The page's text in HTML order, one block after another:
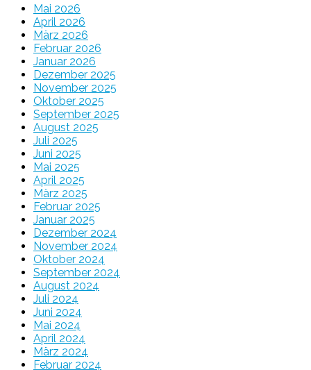
Mai 2026
April 2026
März 2026
Februar 2026
Januar 2026
Dezember 2025
November 2025
Oktober 2025
September 2025
August 2025
Juli 2025
Juni 2025
Mai 2025
April 2025
März 2025
Februar 2025
Januar 2025
Dezember 2024
November 2024
Oktober 2024
September 2024
August 2024
Juli 2024
Juni 2024
Mai 2024
April 2024
März 2024
Februar 2024